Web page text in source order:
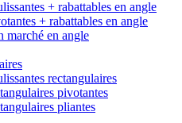
+ rabattables en angle
+ rabattables en angle
marché en angle
rectangulaires
pivotantes
pliantes